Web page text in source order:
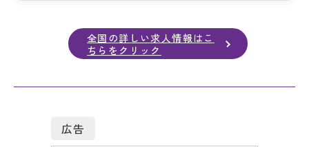
全国の詳しい求人情報はこ
ちらをクリック
広告